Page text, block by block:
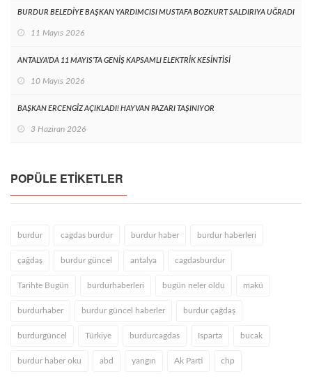
BURDUR BELEDİYE BAŞKAN YARDIMCISI MUSTAFA BOZKURT SALDIRIYA UĞRADI
11 Mayıs 2026
ANTALYA’DA 11 MAYIS’TA GENİŞ KAPSAMLI ELEKTRİK KESİNTİSİ
10 Mayıs 2026
BAŞKAN ERCENGİZ AÇIKLADI! HAYVAN PAZARI TAŞINIYOR
3 Haziran 2026
POPÜLE ETIKETLER
burdur cagdas burdur burdur haber burdur haberleri
çağdaş burdur güncel antalya cagdasburdur
Tarihte Bugün burdurhaberleri bugün neler oldu makü
burdurhaber burdur güncel haberler burdur çağdaş
burdurgüncel Türkiye burdurcagdas Isparta bucak
burdur haber oku abd yangın Ak Parti chp